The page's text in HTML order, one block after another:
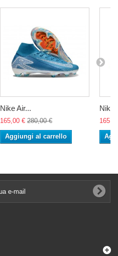
Nike Air...
165,00 € 280,00 €
Aggiungi al carrello
Nike